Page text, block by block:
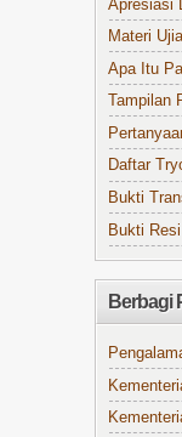
Apresiasi
Materi
Apa Itu
Tampilan
Daftar
Bukti
Bukti
Berbagi